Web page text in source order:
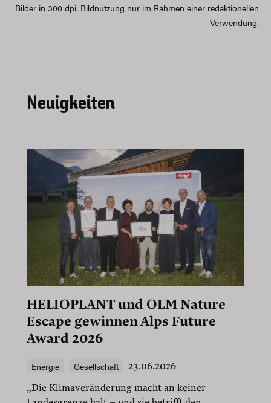
Bilder in 300 dpi. Bildnutzung nur im Rahmen einer redaktionellen
Verwendung.
Neuigkeiten
HELIOPLANT und OLM Nature
Escape gewinnen Alps Future
Award 2026
Energie Gesellschaft
23.06.2026
„Die Klimaveränderung macht an keiner